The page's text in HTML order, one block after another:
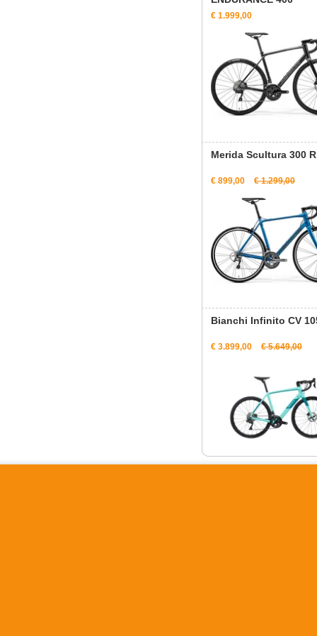
€ 1.999,00
Merida Scultura 300
€ 899,00 € 1.299,00
Bianchi Infinito CV
€ 3.899,00 € 5.649,00